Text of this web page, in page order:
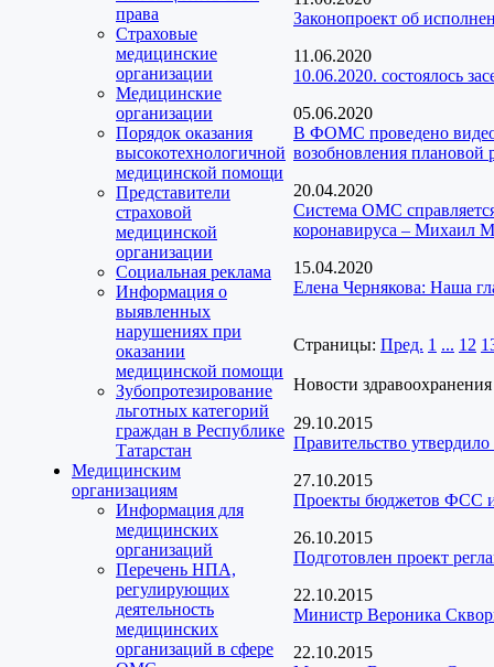
права
Страховые
медицинские
организации
Медицинские
организации
Порядок оказания
высокотехнологичной
медицинской помощи
Представители
страховой
медицинской
организации
Социальная реклама
Информация о
выявленных
нарушениях при
оказании
медицинской помощи
Зубопротезирование
льготных категорий
граждан в Республике
Татарстан
Медицинским
организациям
Информация для
медицинских
организаций
Перечень НПА,
регулирующих
деятельность
медицинских
организаций в сфере
Законопроект об
11.06.2020
10.06.2020. состоялось
05.06.2020
В ФОМС проведено
возобновления плановой
20.04.2020
Система ОМС
коронавируса – Михаил
15.04.2020
Елена Чернякова: Наша
Страницы: Пред. 1 ... 12
Новости здравоохранения
29.10.2015
Правительство
27.10.2015
Проекты бюджетов ФСС
26.10.2015
Подготовлен проект
22.10.2015
Министр Вероника
22.10.2015